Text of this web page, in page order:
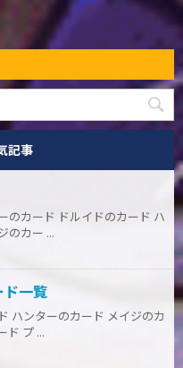
記事
のカード ドルイドのカード ハ
のカー ...
一覧
ハンターのカード メイジのカ
ド プ ...